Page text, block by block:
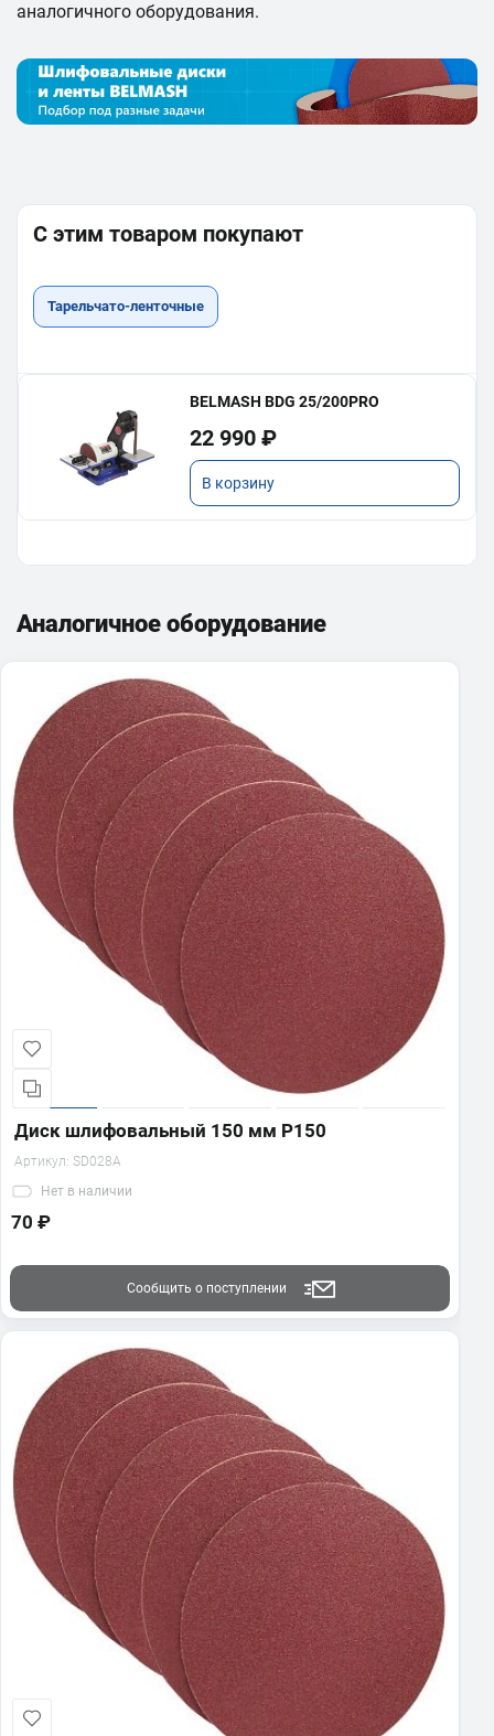
аналогичного оборудования.
С этим товаром покупают
Тарельчато-ленточные
BELMASH BDG 25/200PRO
22 990 ₽
В корзину
Аналогичное оборудование
Диск шлифовальный 150 мм Р150
Артикул: SD028A
Нет в наличии
70 ₽
Сообщить о поступлении